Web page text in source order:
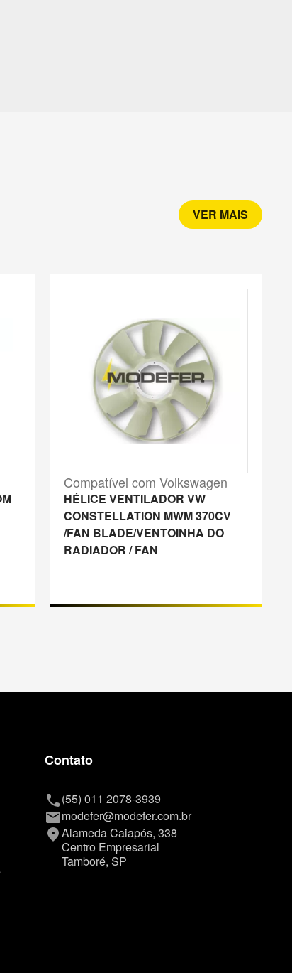
VER MAIS
Compatível com Volkswagen
HÉLICE VENTILADOR VW
CONSTELLATION MWM 370CV
/FAN BLADE/VENTOINHA DO
RADIADOR / FAN
Contato
phone(55) 011 2078-3939
mailmodefer@modefer.com.br
placeAlameda Caiapós, 338
Centro Empresarial
Tamboré, SP